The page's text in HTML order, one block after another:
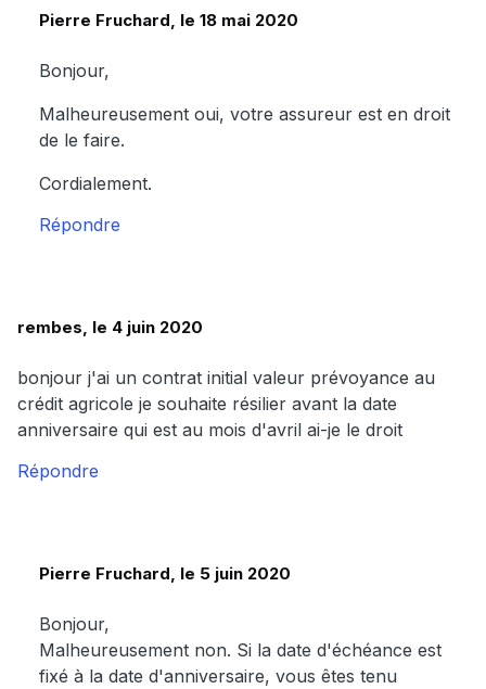
Pierre Fruchard, le 18 mai 2020
Bonjour,
Malheureusement oui, votre assureur est en droit
de le faire.
Cordialement.
Répondre
rembes, le 4 juin 2020
bonjour j'ai un contrat initial valeur prévoyance au
crédit agricole je souhaite résilier avant la date
anniversaire qui est au mois d'avril ai-je le droit
Répondre
Pierre Fruchard, le 5 juin 2020
Bonjour,
Malheureusement non. Si la date d'échéance est
fixé à la date d'anniversaire, vous êtes tenu